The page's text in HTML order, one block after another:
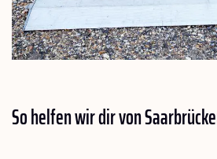
So helfen wir dir von